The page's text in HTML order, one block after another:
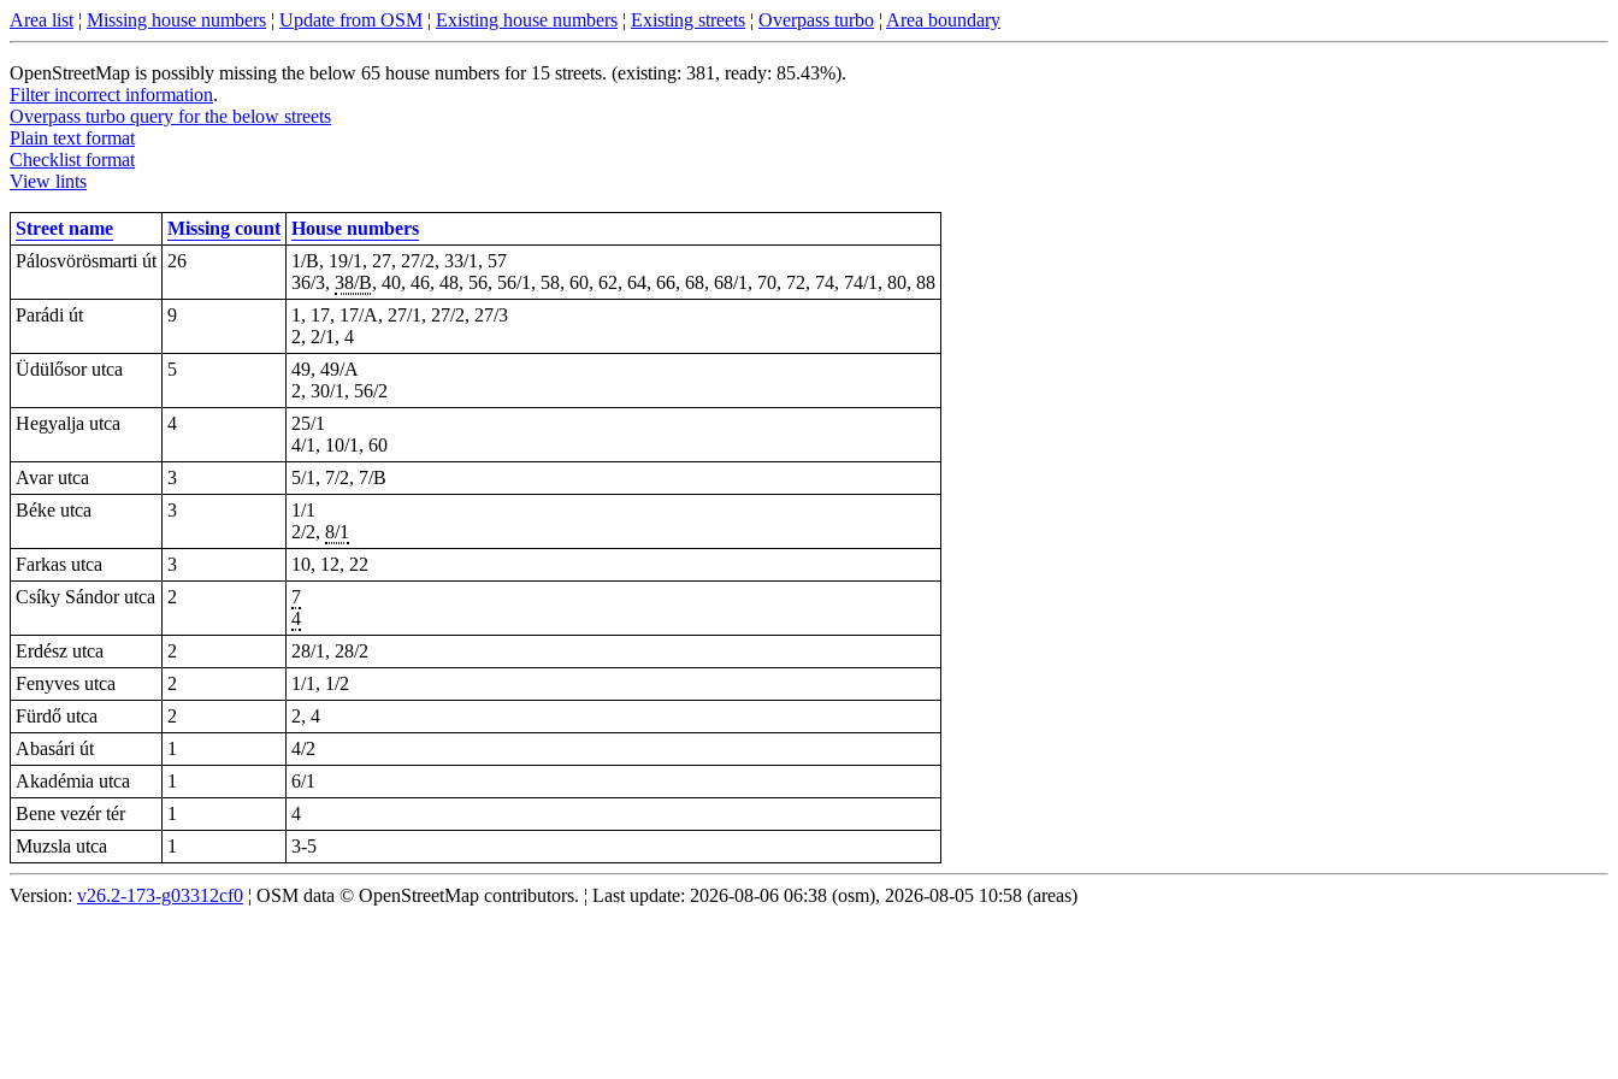
Area list ¦ Missing house numbers ¦ Update from OSM ¦ Existing house numbers ¦ Existing streets ¦ Overpass turbo ¦ Area boundary
OpenStreetMap is possibly missing the below 65 house numbers for 15 streets. (existing: 381, ready: 85.43%).
Filter incorrect information.
Overpass turbo query for the below streets
Plain text format
Checklist format
View lints
Street name Missing count House numbers
Pálosvörösmarti út 26
1/B, 19/1, 27, 27/2, 33/1, 57
36/3, 38/B, 40, 46, 48, 56, 56/1, 58, 60, 62, 64, 66, 68, 68/1, 70, 72, 74, 74/1, 80, 88
Parádi út
9 1 , 17, 17/A, 27/1, 27/2, 27/3
2, 2/1, 4
Üdülősor utca
5
49, 49/A
2, 30/1, 56/2
Hegyalja utca
4
25/1
4/1, 10/1, 60
Avar utca
3
5/1, 7/2, 7/B
Béke utca
3
1/1
2/2, 8/1
Farkas utca
3
10, 12, 22
Csíky Sándor utca
2
7
4
Erdész utca
2
28/1, 28/2
Fenyves utca
2
1/1, 1/2
Fürdő utca
2
2, 4
Abasári út
1
4/2
Akadémia utca
1
6/1
Bene vezér tér
1
4
Muzsla utca
1 3-5
Version: v26.2-173-g03312cf0 ¦ OSM data © OpenStreetMap contributors. ¦ Last update: 2026-08-06 06:38 (osm), 2026-08-05 10:58 (areas)